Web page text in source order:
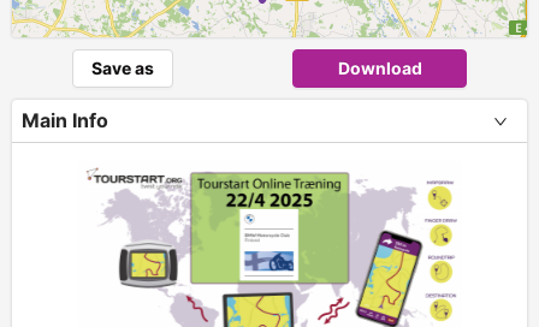
Save as Download
Main Info